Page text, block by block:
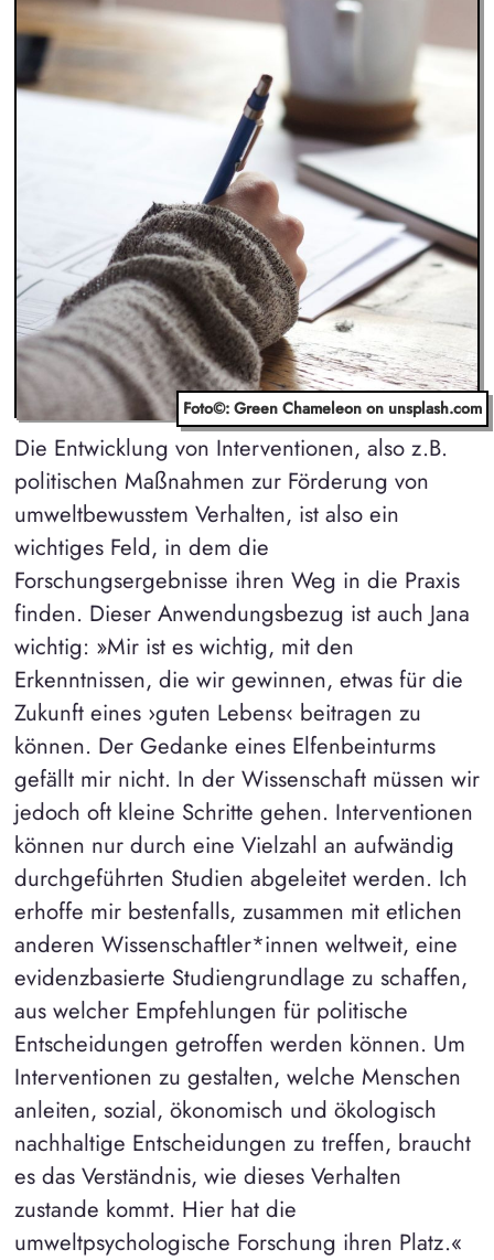
Foto©: Green Chameleon on unsplash.com
Die Entwicklung von Interventionen, also z.B.
politischen Maßnahmen zur Förderung von
umweltbewusstem Verhalten, ist also ein
wichtiges Feld, in dem die
Forschungsergebnisse ihren Weg in die Praxis
finden. Dieser Anwendungsbezug ist auch Jana
wichtig: »Mir ist es wichtig, mit den
Erkenntnissen, die wir gewinnen, etwas für die
Zukunft eines ›guten Lebens‹ beitragen zu
können. Der Gedanke eines Elfenbeinturms
gefällt mir nicht. In der Wissenschaft müssen wir
jedoch oft kleine Schritte gehen. Interventionen
können nur durch eine Vielzahl an aufwändig
durchgeführten Studien abgeleitet werden. Ich
erhoffe mir bestenfalls, zusammen mit etlichen
anderen Wissenschaftler*innen weltweit, eine
evidenzbasierte Studiengrundlage zu schaffen,
aus welcher Empfehlungen für politische
Entscheidungen getroffen werden können. Um
Interventionen zu gestalten, welche Menschen
anleiten, sozial, ökonomisch und ökologisch
nachhaltige Entscheidungen zu treffen, braucht
es das Verständnis, wie dieses Verhalten
zustande kommt. Hier hat die
umweltpsychologische Forschung ihren Platz.«